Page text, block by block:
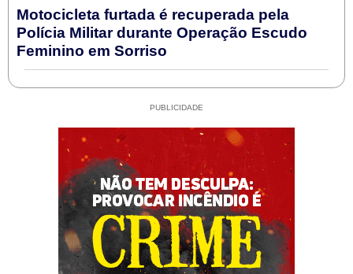
Motocicleta furtada é recuperada pela
Polícia Militar durante Operação Escudo
Feminino em Sorriso
PUBLICIDADE